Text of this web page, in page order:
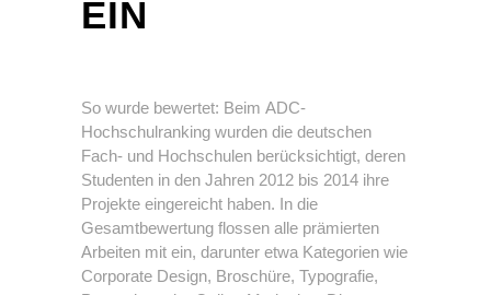
EIN
So wurde bewertet: Beim ADC-
Hochschulranking wurden die deutschen
Fach- und Hochschulen berücksichtigt, deren
Studenten in den Jahren 2012 bis 2014 ihre
Projekte eingereicht haben. In die
Gesamtbewertung flossen alle prämierten
Arbeiten mit ein, darunter etwa Kategorien wie
Corporate Design, Broschüre, Typografie,